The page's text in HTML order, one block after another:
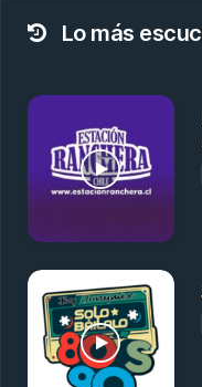
Lo más